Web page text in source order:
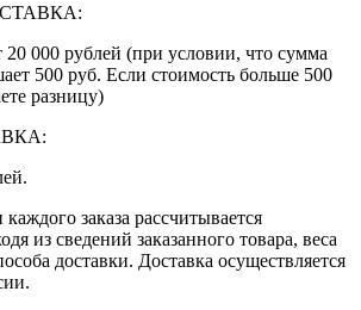
000 рублей (при условии, что сумма
500 руб. Если стоимость больше 500
разницу)
заказа рассчитывается
из сведений заказанного товара, веса
доставки. Доставка осуществляется